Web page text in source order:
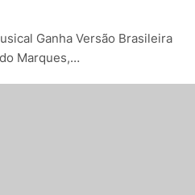
Ganha Versão Brasileira
Marques,…